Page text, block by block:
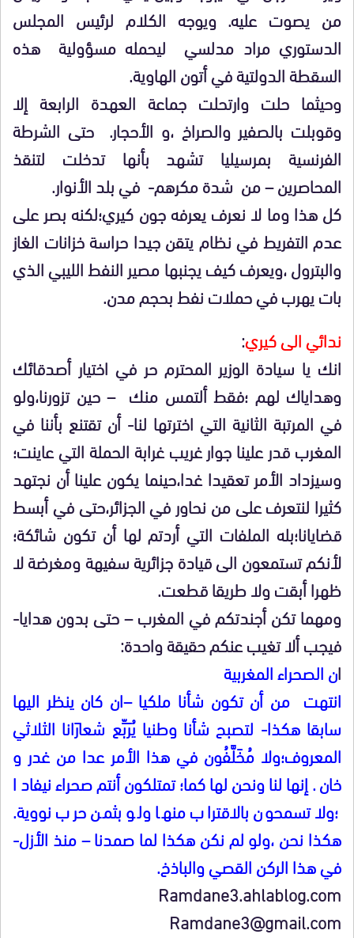
من يصوت عليه. ويوجه الكلام لرئيس المجلس
الدستوري مراد مدلسي ليحمله مسؤولية هذه
السقطة الدولتية في أتون الهاوية.
وحيثما حلت وارتحلت جماعة العهدة الرابعة إلا
وقوبلت بالصفير والصراخ ،و الأحجار. حتى الشرطة
الفرنسية بمرسيليا تشهد بأنها تدخلت لتنقذ
المحاصرين – من شدة مكرهم- في بلد الأنوار.
كل هذا وما لا نعرف يعرفه جون كيري؛لكنه بصر على
عدم التفريط في نظام يتقن جيدا حراسة خزانات الغاز
والبترول ،ويعرف كيف يجنبها مصير النفط الليبي الذي
بات يهرب في حملات نفط بحجم مدن.
ندائي الى كيري:
انك يا سيادة الوزير المحترم حر في اختيار أصدقائك
وهداياك لهم ؛فقط ألتمس منك – حين تزورنا،ولو
في المرتبة الثانية التي اخترتها لنا- أن تقتنع بأننا في
المغرب قدر علينا جوار غريب غرابة الحملة التي عاينت؛
وسيزداد الأمر تعقيدا غدا،حينما يكون علينا أن نجتهد
كثيرا لنتعرف على من نحاور في الجزائر،حتى في أبسط
قضايانا؛بله الملفات التي أردتم لها أن تكون شائكة؛
لأنكم تستمعون الى قيادة جزائرية سفيهة ومغرضة لا
ظهرا أبقت ولا طريقا قطعت.
ومهما تكن أجندتكم في المغرب – حتى بدون هدايا-
فيجب ألا تغيب عنكم حقيقة واحدة:
ان الصحراء المغربية
انتهت من أن تكون شأنا ملكيا –ان كان ينظر اليها
سابقا هكذا- لتصبح شأنا وطنيا يُرَبِّع شعارَانا الثلاثي
المعروف؛ولا مُخَلَّفُون في هذا الأمر عدا من غدر و
خان . إنها لنا ونحن لها كما؛ تمتلكون أنتم صحراء نيفاد ا
؛ولا تسمحون بالاقتراب منها ولو بثمن حرب نووية.
هكذا نحن ،ولو لم نكن هكذا لما صمدنا – منذ الأزل-
في هذا الركن القصي والباذخ.
Ramdane3.ahlablog.com
Ramdane3@gmail.com